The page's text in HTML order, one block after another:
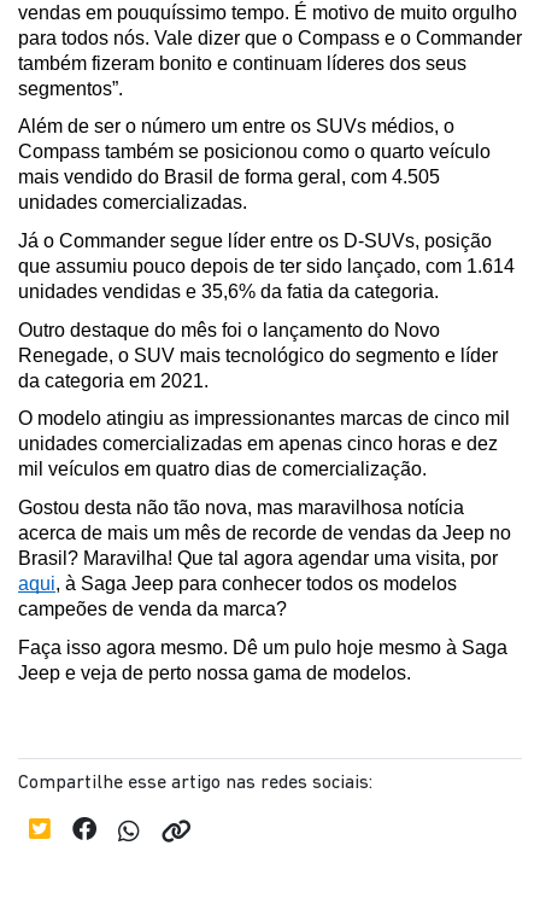
vendas em pouquíssimo tempo. É motivo de muito orgulho
para todos nós. Vale dizer que o Compass e o Commander
também fizeram bonito e continuam líderes dos seus
segmentos”.
Além de ser o número um entre os SUVs médios, o
Compass também se posicionou como o quarto veículo
mais vendido do Brasil de forma geral, com 4.505
unidades comercializadas.
Já o Commander segue líder entre os D-SUVs, posição
que assumiu pouco depois de ter sido lançado, com 1.614
unidades vendidas e 35,6% da fatia da categoria.
Outro destaque do mês foi o lançamento do Novo
Renegade, o SUV mais tecnológico do segmento e líder
da categoria em 2021.
O modelo atingiu as impressionantes marcas de cinco mil
unidades comercializadas em apenas cinco horas e dez
mil veículos em quatro dias de comercialização.
Gostou desta não tão nova, mas maravilhosa notícia
acerca de mais um mês de recorde de vendas da Jeep no
aqui, à Saga Jeep para conhecer todos os modelos
campeões de venda da marca?
Faça isso agora mesmo. Dê um pulo hoje mesmo à Saga
Jeep e veja de perto nossa gama de modelos.
Compartilhe esse artigo nas redes sociais: